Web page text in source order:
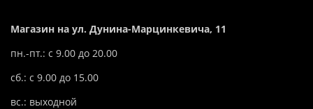
Магазин на ул. Дунина-Марцинкевича, 11
пн.-пт.: с 9.00 до 20.00
сб.: с 9.00 до 15.00
вс.: выходной